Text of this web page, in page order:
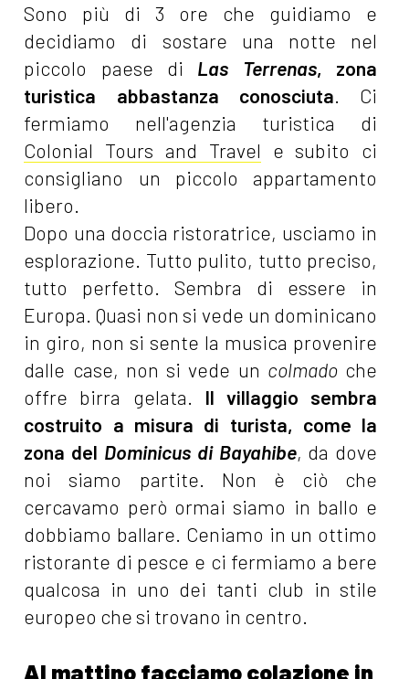
Sono più di 3 ore che guidiamo e
decidiamo di sostare una notte nel
piccolo paese di
Las Terrenas, zona
turistica abbastanza conosciuta . Ci
fermiamo nell'agenzia turistica di
Colonial Tours and Travel e subito ci
consigliano un piccolo appartamento
libero.
Dopo una doccia ristoratrice, usciamo in
esplorazione. Tutto pulito, tutto preciso,
tutto perfetto. Sembra di essere in
Europa. Quasi non si vede un dominicano
in giro, non si sente la musica provenire
dalle case, non si vede un colmadoche
offre birra gelata. Il villaggio sembra
costruito a misura di turista, come la
zona del Dominicus di Bayahibe, da dove
noi siamo partite. Non è ciò che
cercavamo però ormai siamo in ballo e
dobbiamo ballare. Ceniamo in un ottimo
ristorante di pesce e ci fermiamo a bere
qualcosa in uno dei tanti club in stile
europeo che si trovano in centro.
Al mattino facciamo colazione in